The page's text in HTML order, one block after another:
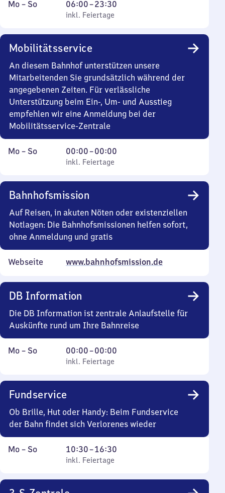
Montag
Mo – So,
inkl. Feiertage
06:00–23:30
Von
6
23
Uhr
30
inkl. Feiertage
Mobilitätsservice
An diesem Bahnhof unterstützen unsere
Mitarbeitenden Sie grundsätzlich während der
angegebenen Zeiten. Für verlässliche
Unterstützung beim Ein-, Um- und Ausstieg
empfehlen wir eine Anmeldung bei der
Mobilitätsservice-Zentrale
Montag
Mo – So,
inkl. Feiertage
00:00–00:00
Von
0
0
Uhr
inkl. Feiertage
Bahnhofsmission
Auf Reisen, in akuten Nöten oder existenziellen
Notlagen: Die Bahnhofsmissionen helfen sofort,
ohne Anmeldung und gratis
Webseite www.bahnhofsmission.de
DB Information
Die DB Information ist zentrale Anlaufstelle für
Auskünfte rund um Ihre Bahnreise
Montag
Mo – So,
inkl. Feiertage
00:00–00:00
Von
0
0
Uhr
inkl. Feiertage
Fundservice
Ob Brille, Hut oder Handy: Beim Fundservice
der Bahn findet sich Verlorenes wieder
Montag
Mo – So,
inkl. Feiertage
10:30–16:30
Von
10
inkl. Feiertage